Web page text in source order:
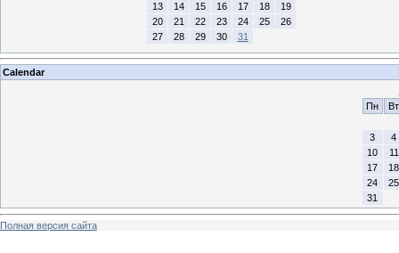
13
14 15 16 17 18
19
20
21 22 23 24 25
26
27
28 29 30 31
Calendar
Пн
Вт
3
4
10
11
17
18
24
25
31
Полная версия сайта